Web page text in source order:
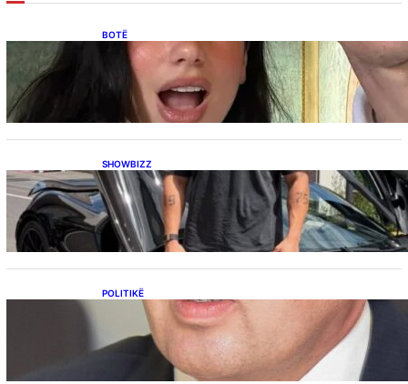
BOTË
Besnik Qaka rrëfen atmosferën në dasmën e
Dua Lipës: “Një event gjigant me emra
botërorë”
SHOWBIZZ
Ish-banori i Big Brother VIP Kosova, Eduart
Kuqi ua mbyll gojën kritikëve, publikon
dëshmi për supermakinën luksoze
POLITIKË
Përplasja VV-LDK për gazin amerikan,
Kërçeli i përgjigjet Hotit: “Mbrojeni LDK-në, jo
aleancën me SHBA-në”